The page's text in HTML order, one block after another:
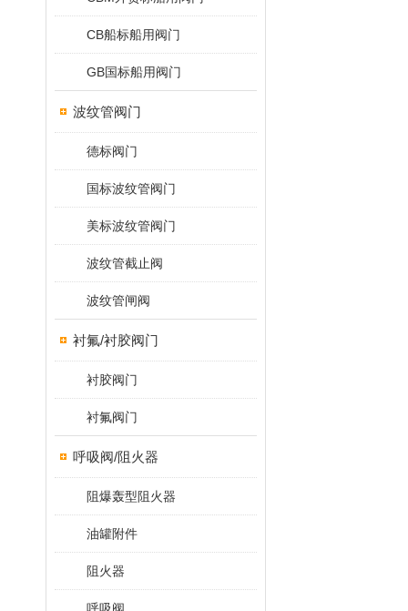
CB船标船用阀门
GB国标船用阀门
波纹管阀门
德标阀门
国标波纹管阀门
美标波纹管阀门
波纹管截止阀
波纹管闸阀
衬氟/衬胶阀门
衬胶阀门
衬氟阀门
呼吸阀/阻火器
阻爆轰型阻火器
油罐附件
阻火器